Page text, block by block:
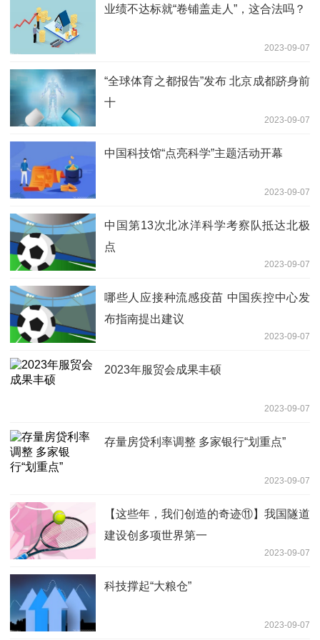
业绩不达标就“卷铺盖走人”，这合法吗？
2023-09-07
“全球体育之都报告”发布 北京成都跻身前
十
2023-09-07
中国科技馆“点亮科学”主题活动开幕
2023-09-07
中国第13次北冰洋科学考察队抵达北极
点
2023-09-07
哪些人应接种流感疫苗 中国疾控中心发
布指南提出建议
2023-09-07
2023年服贸会成果丰硕
2023-09-07
存量房贷利率调整 多家银行“划重点”
2023-09-07
【这些年，我们创造的奇迹⑪】我国隧道
建设创多项世界第一
2023-09-07
科技撑起“大粮仓”
2023-09-07